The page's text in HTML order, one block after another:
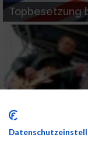
Topbesetzung